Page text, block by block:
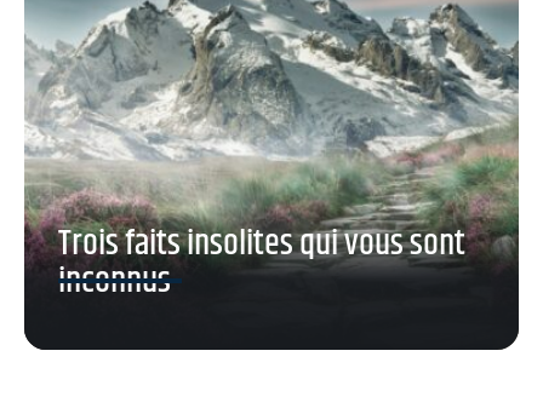
Trois faits insolites qui vous sont
inconnus